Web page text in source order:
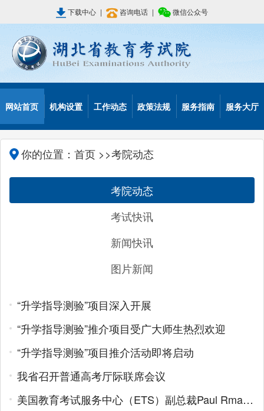
下载中心 | 咨询电话 | 微信公众号
网站首页 机构设置 工作动态 政策法规 服务指南 服务大厅
你的位置： 首页 >>考院动态
考院动态
考试快讯
新闻快讯
图片新闻
“升学指导测验”项目深入开展
“升学指导测验”推介项目受广大师生热烈欢迎
“升学指导测验”项目推介活动即将启动
我省召开普通高考厅际联席会议
美国教育考试服务中心（ETS）副总裁Paul Rmamsey访问我院